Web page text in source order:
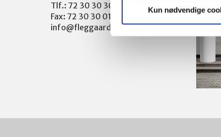
Kun nødvendige
Tlf.: 72 30 30 30
Fax: 72 30 30 01
info@fleggaard.dk